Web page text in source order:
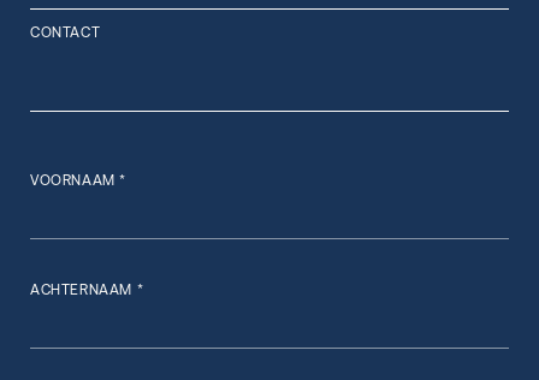
CONTACT
VOORNAAM *
ACHTERNAAM *